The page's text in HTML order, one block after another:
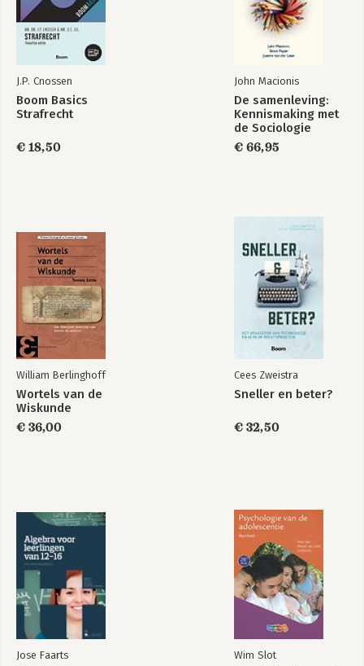
Handhaving Handhavingsrecht
Bekijk alle boeken
Bekijk alle boeken
J.P. Cnossen
Boom Basics
Strafrecht
€ 18,50
John Macionis
De samenleving:
Kennismaking met
de Sociologie
€ 66,95
William Berlinghoff
Wortels van de
Wiskunde
€ 36,00
Cees Zweistra
Sneller en beter?
€ 32,50
Jose Faarts Wim Slot